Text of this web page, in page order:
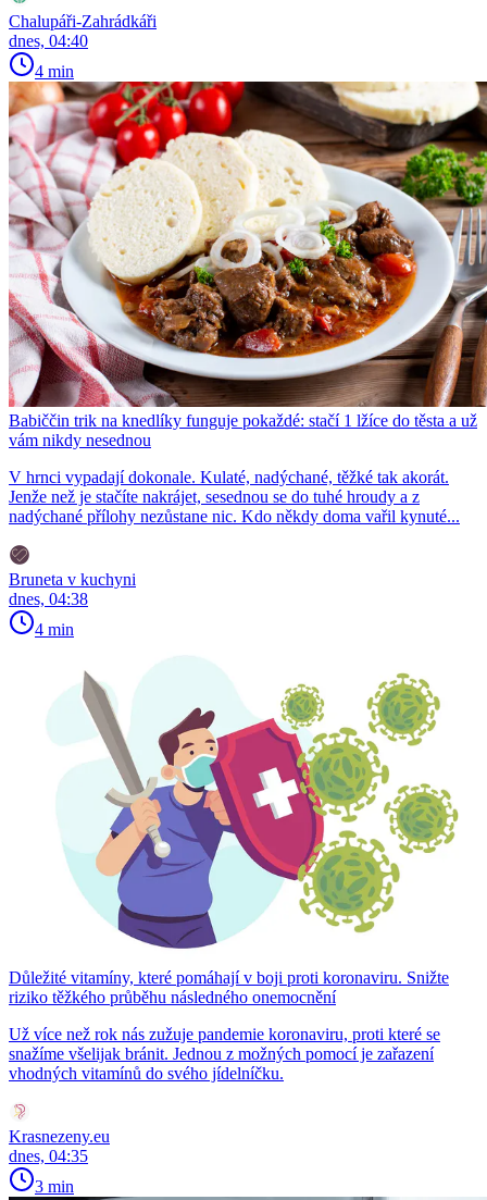
Chalupáři-Zahrádkáři
dnes, 04:40
4 min
Babiččin trik na knedlíky funguje pokaždé: stačí 1 lžíce do těsta a už
vám nikdy nesednou
V hrnci vypadají dokonale. Kulaté, nadýchané, těžké tak akorát.
Jenže než je stačíte nakrájet, sesednou se do tuhé hroudy a z
nadýchané přílohy nezůstane nic. Kdo někdy doma vařil kynuté...
Bruneta v kuchyni
dnes, 04:38
4 min
Důležité vitamíny, které pomáhají v boji proti koronaviru. Snižte
riziko těžkého průběhu následného onemocnění
Už více než rok nás zužuje pandemie koronaviru, proti které se
snažíme všelijak bránit. Jednou z možných pomocí je zařazení
vhodných vitamínů do svého jídelníčku.
Krasnezeny.eu
dnes, 04:35
3 min